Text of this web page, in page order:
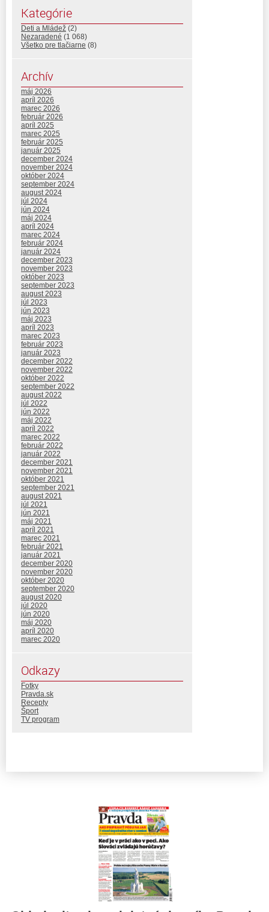
Kategórie
Deti a Mládež (2)
Nezaradené (1 068)
Všetko pre tlačiarne (8)
Archív
máj 2026
apríl 2026
marec 2026
február 2026
apríl 2025
marec 2025
február 2025
január 2025
december 2024
november 2024
október 2024
september 2024
august 2024
júl 2024
jún 2024
máj 2024
apríl 2024
marec 2024
február 2024
január 2024
december 2023
november 2023
október 2023
september 2023
august 2023
júl 2023
jún 2023
máj 2023
apríl 2023
marec 2023
február 2023
január 2023
december 2022
november 2022
október 2022
september 2022
august 2022
júl 2022
jún 2022
máj 2022
apríl 2022
marec 2022
február 2022
január 2022
december 2021
november 2021
október 2021
september 2021
august 2021
júl 2021
jún 2021
máj 2021
apríl 2021
marec 2021
február 2021
január 2021
december 2020
november 2020
október 2020
september 2020
august 2020
júl 2020
jún 2020
máj 2020
apríl 2020
marec 2020
Odkazy
Fotky
Pravda.sk
Recepty
Šport
TV program